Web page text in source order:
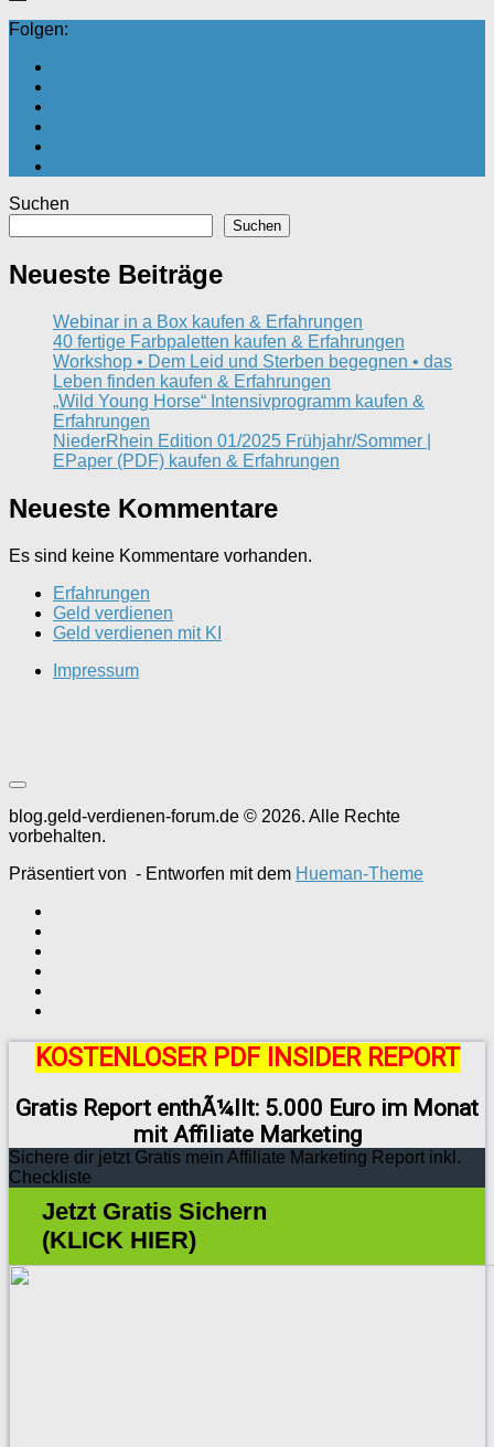
Folgen:
Suchen
Suchen
Neueste Beiträge
Webinar in a Box kaufen & Erfahrungen
40 fertige Farbpaletten kaufen & Erfahrungen
Workshop • Dem Leid und Sterben begegnen • das
Leben finden kaufen & Erfahrungen
„Wild Young Horse“ Intensivprogramm kaufen &
Erfahrungen
NiederRhein Edition 01/2025 Frühjahr/Sommer |
EPaper (PDF) kaufen & Erfahrungen
Neueste Kommentare
Es sind keine Kommentare vorhanden.
Erfahrungen
Geld verdienen
Geld verdienen mit KI
Impressum
blog.geld-verdienen-forum.de © 2026. Alle Rechte
vorbehalten.
Präsentiert von - Entworfen mit dem Hueman-Theme
KOSTENLOSER PDF INSIDER REPORT
Gratis Report enthÃ¼llt: 5.000 Euro im Monat
mit Affiliate Marketing
Sichere dir jetzt Gratis mein Affiliate Marketing Report inkl.
Checkliste
Jetzt Gratis Sichern
(KLICK HIER)